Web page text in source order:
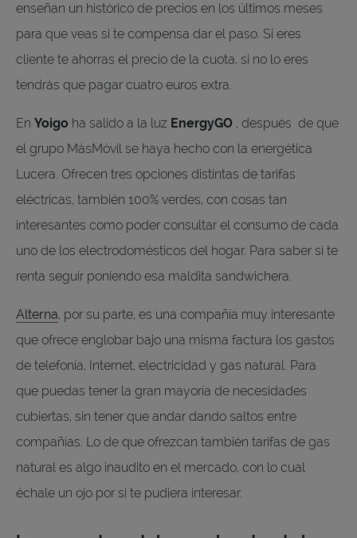
enseñan un histórico de precios en los últimos meses
para que veas si te compensa dar el paso. Si eres
cliente te ahorras el precio de la cuota, si no lo eres
tendrás que pagar cuatro euros extra.
En Yoigo ha salido a la luz EnergyGO , después de que
el grupo MásMóvil se haya hecho con la energética
Lucera. Ofrecen tres opciones distintas de tarifas
eléctricas, también 100% verdes, con cosas tan
interesantes como poder consultar el consumo de cada
uno de los electrodomésticos del hogar. Para saber si te
renta seguir poniendo esa maldita sandwichera.
Alterna, por su parte, es una compañía muy interesante
que ofrece englobar bajo una misma factura los gastos
de telefonía, Internet, electricidad y gas natural. Para
que puedas tener la gran mayoría de necesidades
cubiertas, sin tener que andar dando saltos entre
compañías. Lo de que ofrezcan también tarifas de gas
natural es algo inaudito en el mercado, con lo cual
échale un ojo por si te pudiera interesar.